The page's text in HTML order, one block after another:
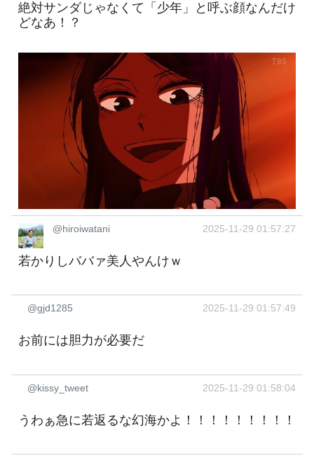
絶対サンダじゃなくて「少年」と呼ぶ顔なんだけ
どなあ！？
@hiroiwatani 2025-11-29 01:57:27
若かりしババァ美人やんけｗ
@gjd1285 2025-11-29 01:57:49
お前には胆力が必要だ
@kissy_tweet 2025-11-29 01:58:04
うわぁ急に若返るな幻海かよ！！！！！！！！！